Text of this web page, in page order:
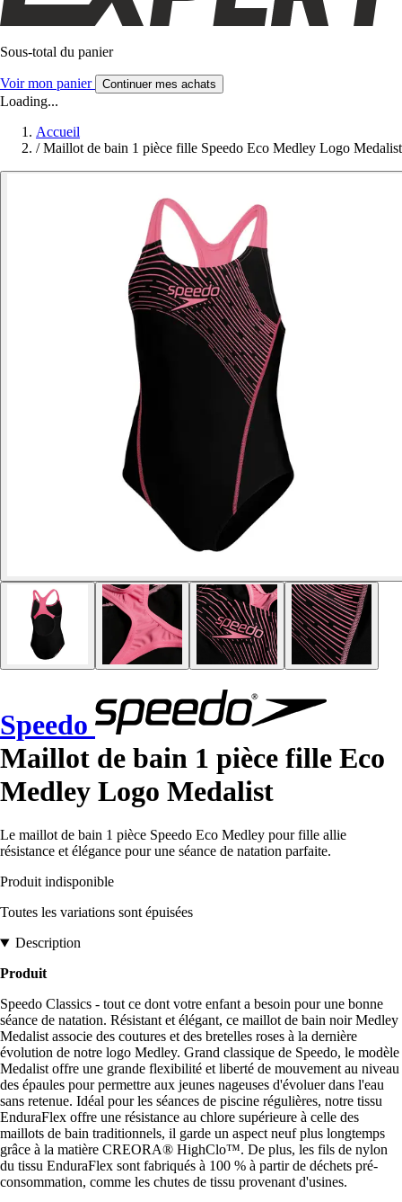
Sous-total du panier
Voir mon panier Continuer mes achats
Loading...
Accueil
/ Maillot de bain 1 pièce fille Speedo Eco Medley Logo Medalist
Speedo
Maillot de bain 1 pièce fille Eco
Medley Logo Medalist
Le maillot de bain 1 pièce Speedo Eco Medley pour fille allie
résistance et élégance pour une séance de natation parfaite.
Produit indisponible
Toutes les variations sont épuisées
Description
Produit
Speedo Classics - tout ce dont votre enfant a besoin pour une bonne
séance de natation. Résistant et élégant, ce maillot de bain noir Medley
Medalist associe des coutures et des bretelles roses à la dernière
évolution de notre logo Medley. Grand classique de Speedo, le modèle
Medalist offre une grande flexibilité et liberté de mouvement au niveau
des épaules pour permettre aux jeunes nageuses d'évoluer dans l'eau
sans retenue. Idéal pour les séances de piscine régulières, notre tissu
EnduraFlex offre une résistance au chlore supérieure à celle des
maillots de bain traditionnels, il garde un aspect neuf plus longtemps
grâce à la matière CREORA® HighClo™. De plus, les fils de nylon
du tissu EnduraFlex sont fabriqués à 100 % à partir de déchets pré-
consommation, comme les chutes de tissu provenant d'usines.